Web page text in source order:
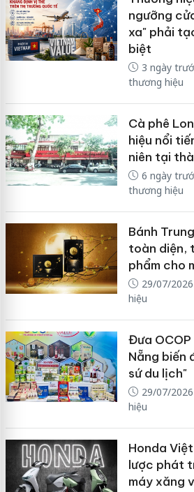
ngưỡng
xa" phải
biệt
3 ngày
thương hiệu
Cà phê
hiệu nổi
niên tại
6 ngày
thương hiệu
Bánh
toàn diện,
phẩm cho
29/07/2026
hiệu
Đưa
Nẵng biến
sứ du lịch"
29/07/2026
hiệu
Honda
lược phát
máy xăng